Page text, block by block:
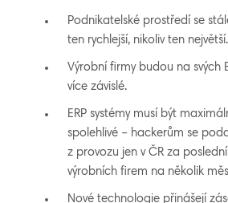
Podnikatelské prostředí se
ten rychlejší, nikoliv ten největší.
Výrobní firmy budou na svých
více závislé.
ERP systémy musí být
spolehlivé – hackerům se
z provozu jen v ČR za
výrobních firem na několik
Nové technologie přinášejí